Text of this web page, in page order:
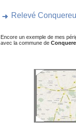
Relevé
Encore un exemple de mes
avec la commune de